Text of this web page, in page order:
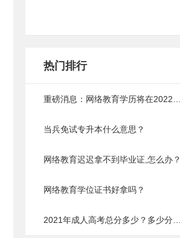
热门排行
当兵免试专升本什么意思？
网络教育迟迟拿不到毕业证,怎么办？
网络教育学位证书好拿吗？